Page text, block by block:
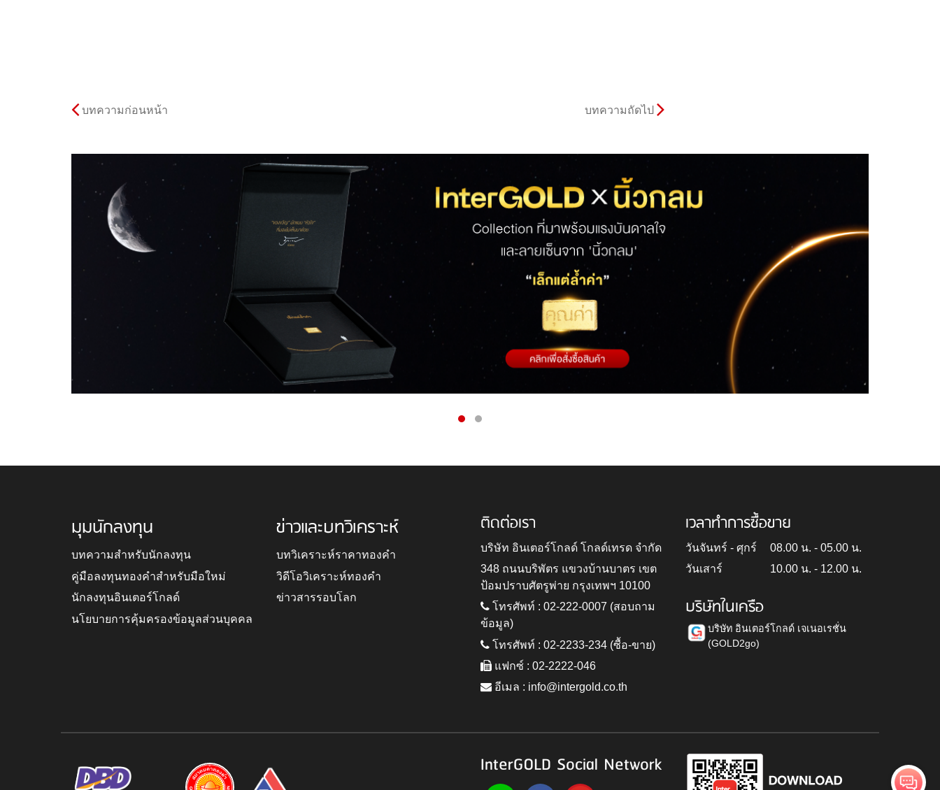
บทความก่อนหน้า บทความถัดไป
มุมนักลงทุน
บทความสำหรับนักลงทุน
คู่มือลงทุนทองคำสำหรับมือใหม่
นักลงทุนอินเตอร์โกลด์
นโยบายการคุ้มครองข้อมูลส่วนบุคคล
ข่าวและบทวิเคราะห์
บทวิเคราะห์ราคาทองคำ
วิดีโอวิเคราะห์ทองคำ
ข่าวสารรอบโลก
ติดต่อเรา
บริษัท อินเตอร์โกลด์ โกลด์เทรด จำกัด
348 ถนนบริพัตร แขวงบ้านบาตร เขต
ป้อมปราบศัตรูพ่าย กรุงเทพฯ 10100
โทรศัพท์ : 02-222-0007 (สอบถาม
ข้อมูล)
โทรศัพท์ : 02-2233-234 (ซื้อ-ขาย)
แฟกซ์ : 02-2222-046
อีเมล : info@intergold.co.th
เวลาทำการซื้อขาย
วันจันทร์ - ศุกร์
08.00 น. - 05.00 น.
วันเสาร์
10.00 น. - 12.00 น.
บริษัทในเครือ
บริษัท อินเตอร์โกลด์ เจเนอเรชั่น
(GOLD2go)
InterGOLD Social Network